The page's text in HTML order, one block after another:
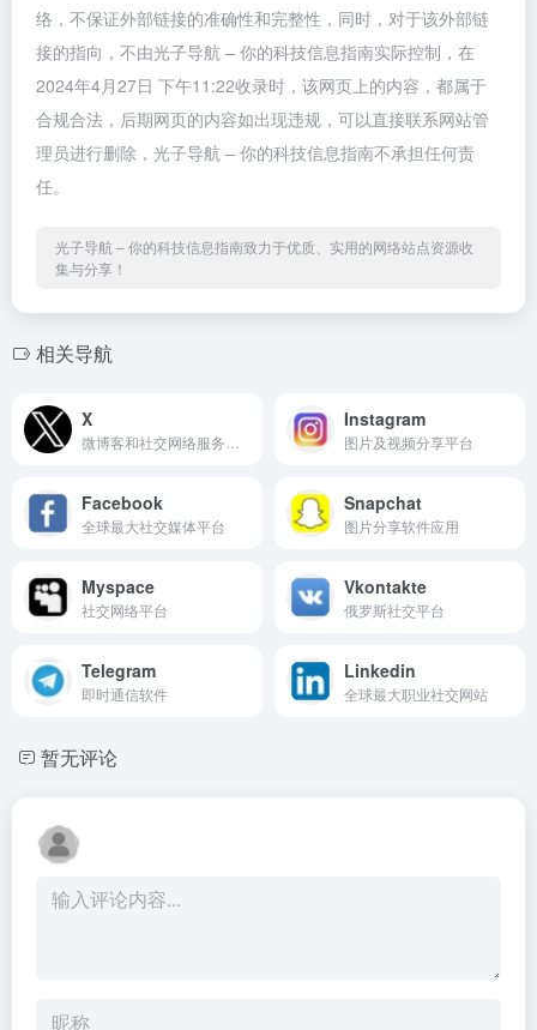
络，不保证外部链接的准确性和完整性，同时，对于该外部链
接的指向，不由光子导航 – 你的科技信息指南实际控制，在
2024年4月27日 下午11:22收录时，该网页上的内容，都属于
合规合法，后期网页的内容如出现违规，可以直接联系网站管
理员进行删除，光子导航 – 你的科技信息指南不承担任何责
任。
光子导航 – 你的科技信息指南致力于优质、实用的网络站点资源收
集与分享！
相关导航
X Instagram
图片及视频分享平台
Facebook
全球最大社交媒体平台
Snapchat
图片分享软件应用
Myspace
社交网络平台
Vkontakte
俄罗斯社交平台
Telegram
即时通信软件
Linkedin
全球最大职业社交网站
暂无评论